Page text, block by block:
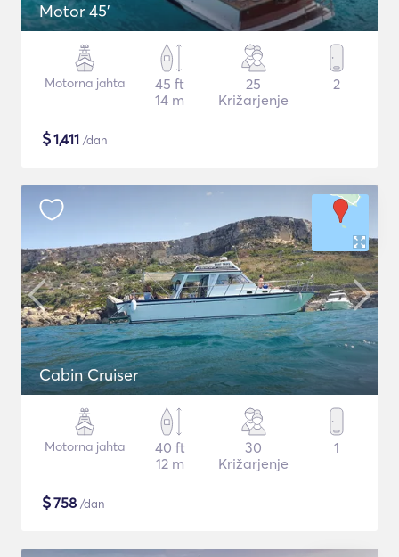
Motor 45'
Motorna jahta
45 ft
14 m
25
Križarjenje
2
$1,411 /dan
Cabin Cruiser
Motorna jahta
40 ft
12 m
30
Križarjenje
1
$758 /dan